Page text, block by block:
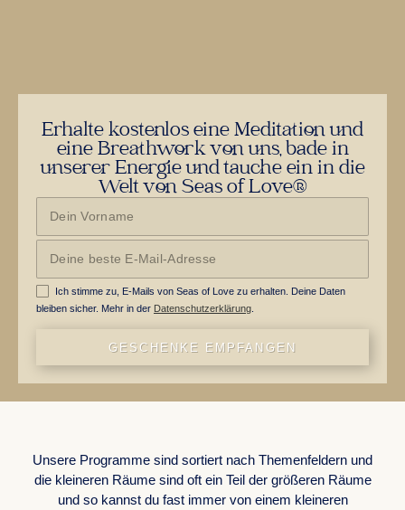
Erhalte kostenlos eine Meditation und
eine Breathwork von uns, bade in
unserer Energie und tauche ein in die
Welt von Seas of Love®
Ich stimme zu, E-Mails von Seas of Love zu erhalten. Deine Daten
bleiben sicher. Mehr in der Datenschutzerklärung
GESCHENKE EMPFANGEN
Unsere Programme sind sortiert nach Themenfeldern und
die kleineren Räume sind oft ein Teil der größeren Räume
und so kannst du fast immer von einem kleineren